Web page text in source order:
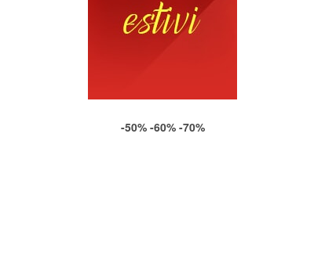
-50% -60% -70%